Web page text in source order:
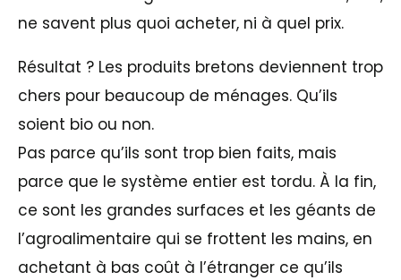
ne savent plus quoi acheter, ni à quel prix.
Résultat ? Les produits bretons deviennent trop
chers pour beaucoup de ménages. Qu’ils
soient bio ou non.
Pas parce qu’ils sont trop bien faits, mais
parce que le système entier est tordu. À la fin,
ce sont les grandes surfaces et les géants de
l’agroalimentaire qui se frottent les mains, en
achetant à bas coût à l’étranger ce qu’ils